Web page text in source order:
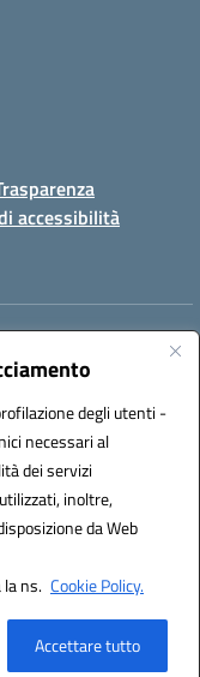
degli utenti -
necessari al
dei servizi
inoltre,
da Web
ns. Cookie Policy.
Accettare tutto
accessibilità
S.r.l.
Italia